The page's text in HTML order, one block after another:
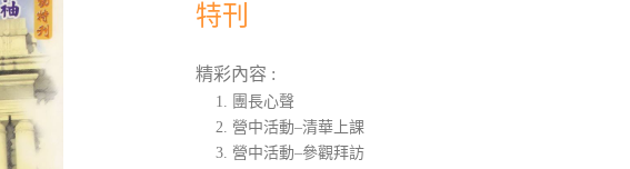
特刊
精彩內容 :
團長心聲
營中活動–清華上課
營中活動–參觀拜訪